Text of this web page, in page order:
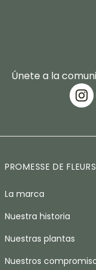
Únete a la
PROMESSE DE FLEURS
La marca
Nuestra historia
Nuestras plantas
Nuestros